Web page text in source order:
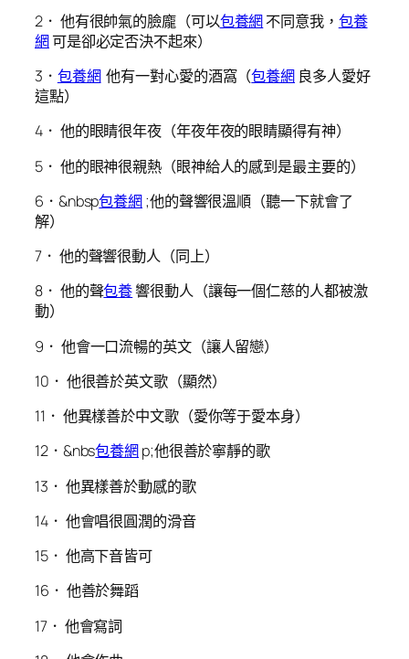
2． 他有很帥氣的臉龐（可以包養網不同意我， 包養
網可是卻必定否決不起來）
3． 包養網他有一對心愛的酒窩（包養網 良多人愛好
這點）
4． 他的眼睛很年夜（年夜年夜的眼睛顯得有神）
5． 他的眼神很親熱（眼神給人的感到是最主要的）
6．&nbsp包養網;他的聲響很溫順（聽一下就會了
解）
7． 他的聲響很動人（同上）
8． 他的聲包養響很動人（讓每一個仁慈的人都被激
動）
9． 他會一口流暢的英文（讓人留戀）
10． 他很善於英文歌（顯然）
11． 他異樣善於中文歌（愛你等于愛本身）
12．&nbs包養網p;他很善於寧靜的歌
13． 他異樣善於動感的歌
14． 他會唱很圓潤的滑音
15． 他高下音皆可
16． 他善於舞蹈
17． 他會寫詞